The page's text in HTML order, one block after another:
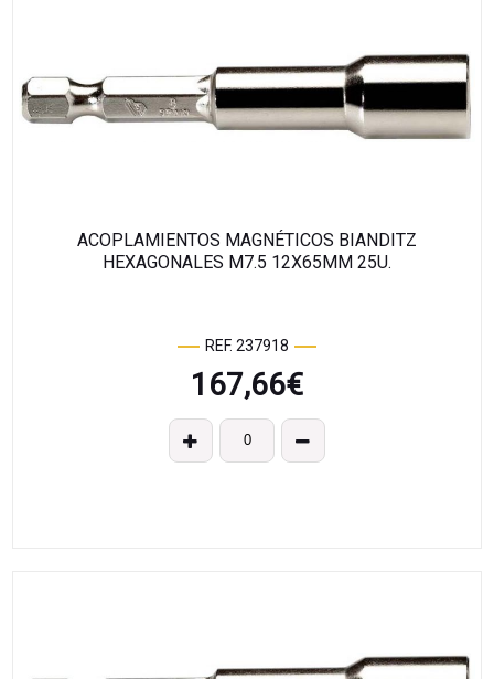
ACOPLAMIENTOS MAGNÉTICOS BIANDITZ
HEXAGONALES M7.5 12X65MM 25U.
REF. 237918
167,66€